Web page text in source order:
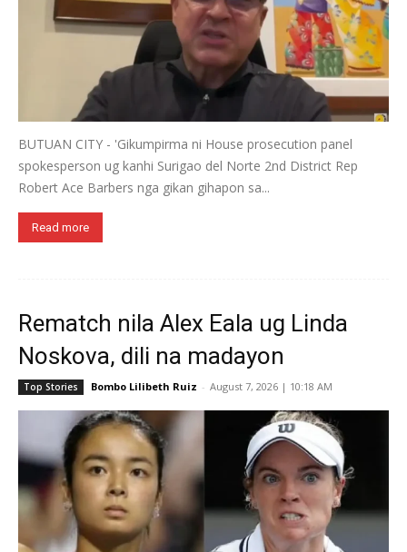
BUTUAN CITY - 'Gikumpirma ni House prosecution panel
spokesperson ug kanhi Surigao del Norte 2nd District Rep
Robert Ace Barbers nga gikan gihapon sa...
Read more
Rematch nila Alex Eala ug Linda
Noskova, dili na madayon
Top Stories Bombo Lilibeth Ruiz - August 7, 2026 | 10:18 AM